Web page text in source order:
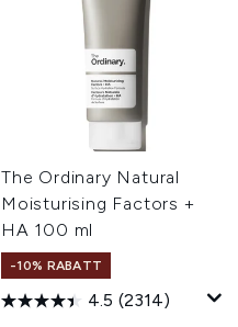
The Ordinary Natural
Moisturising Factors +
HA 100 ml
-10% RABATT
4.5 (2314)